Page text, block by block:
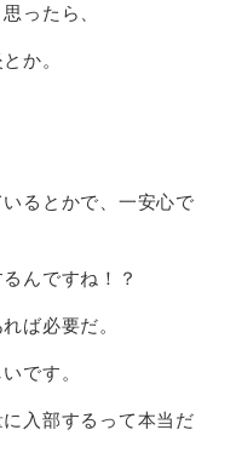
ったら、
か。
るとかで、一安心で
んですね！？
ば必要だ。
です。
入部するって本当だ